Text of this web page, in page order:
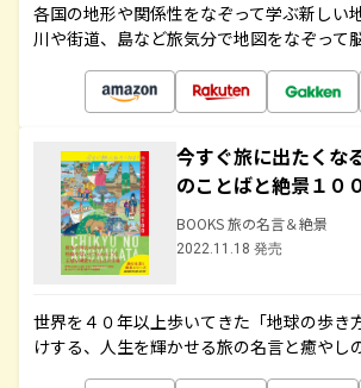
各国の地形や関係性をなぞって学ぶ新しい
川や街道、島など旅気分で地図をなぞって
今すぐ旅に出たくな
のことばと絶景１０
BOOKS 旅の名言＆絶景
2022.11.18 発売
世界を４０年以上歩いてきた「地球の歩き
けする、人生を輝かせる旅の名言と癒やし